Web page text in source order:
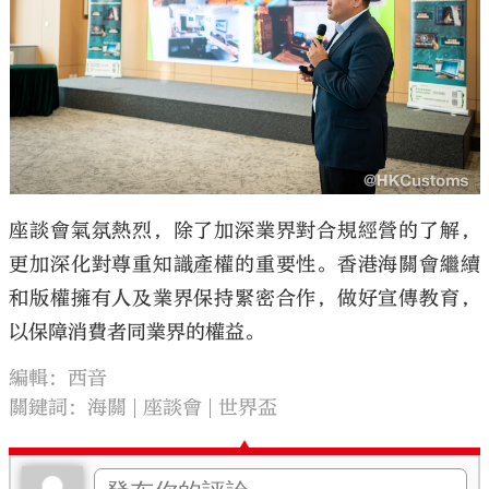
座談會氣氛熱烈，除了加深業界對合規經營的了解，
更加深化對尊重知識產權的重要性。香港海關會繼續
和版權擁有人及業界保持緊密合作，做好宣傳教育，
以保障消費者同業界的權益。
編輯：西音
關鍵詞：海關 座談會 世界盃